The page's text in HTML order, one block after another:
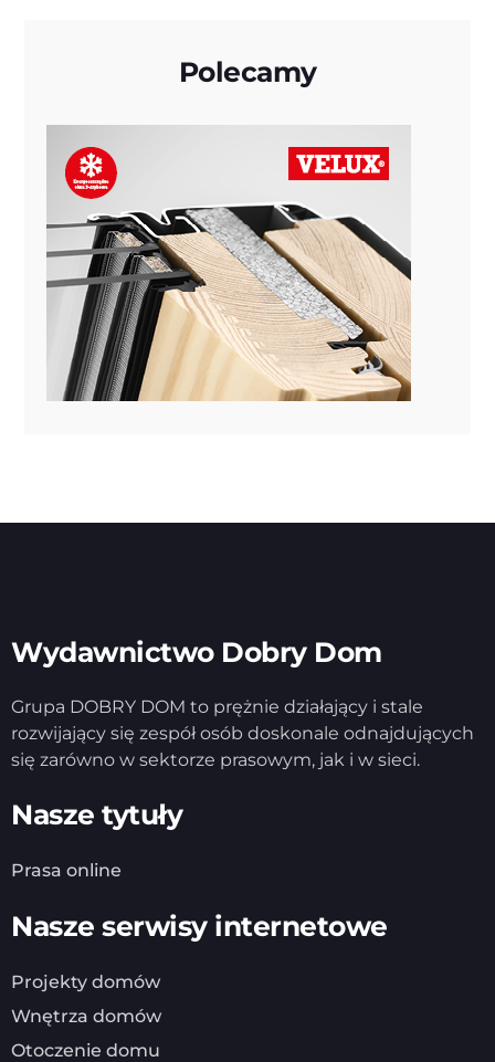
Polecamy
Wydawnictwo Dobry Dom
Grupa DOBRY DOM to prężnie działający i stale
rozwijający się zespół osób doskonale odnajdujących
się zarówno w sektorze prasowym, jak i w sieci.
Nasze tytuły
Prasa online
Nasze serwisy internetowe
Projekty domów
Wnętrza domów
Otoczenie domu